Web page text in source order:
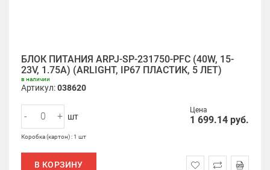
БЛОК ПИТАНИЯ ARPJ-SP-231750-PFC (40W, 15-
23V, 1.75A) (ARLIGHT, IP67 ПЛАСТИК, 5 ЛЕТ)
в наличии
Артикул:038620
Цена
1 699.14 руб.
- + шт
Коробка (картон) : 1 шт
В КОРЗИНУ